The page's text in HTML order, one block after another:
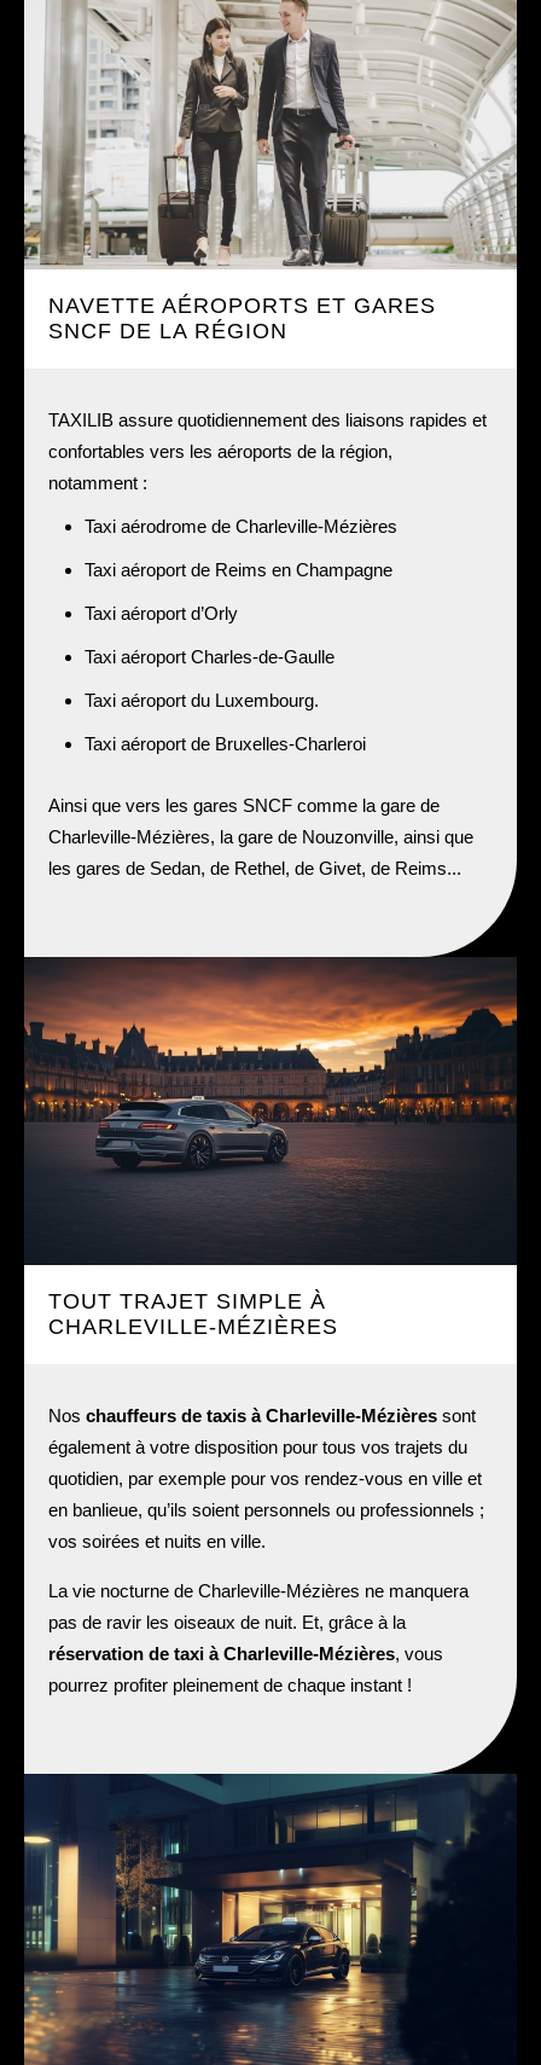
NAVETTE AÉROPORTS ET GARES
SNCF DE LA RÉGION
TAXILIB assure quotidiennement des liaisons rapides et
confortables vers les aéroports de la région,
notamment :
Taxi aérodrome de Charleville-Mézières
Taxi aéroport de Reims en Champagne
Taxi aéroport d’Orly
Taxi aéroport Charles-de-Gaulle
Taxi aéroport du Luxembourg.
Taxi aéroport de Bruxelles-Charleroi
Ainsi que vers les gares SNCF comme la gare de
Charleville-Mézières, la gare de Nouzonville, ainsi que
les gares de Sedan, de Rethel, de Givet, de Reims...
TOUT TRAJET SIMPLE À
CHARLEVILLE-MÉZIÈRES
Nos chauffeurs de taxis à Charleville-Mézières sont
également à votre disposition pour tous vos trajets du
quotidien, par exemple pour vos rendez-vous en ville et
en banlieue, qu’ils soient personnels ou professionnels ;
vos soirées et nuits en ville.
La vie nocturne de Charleville-Mézières ne manquera
pas de ravir les oiseaux de nuit. Et, grâce à la
réservation de taxi à Charleville-Mézières, vous
pourrez profiter pleinement de chaque instant !